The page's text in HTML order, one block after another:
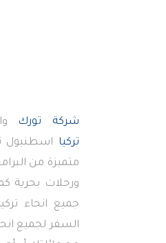
شركة تورك
تركيا اسطنبول
متميزة من
ورحلات بحرية
جميع انحاء
السفر لجميع